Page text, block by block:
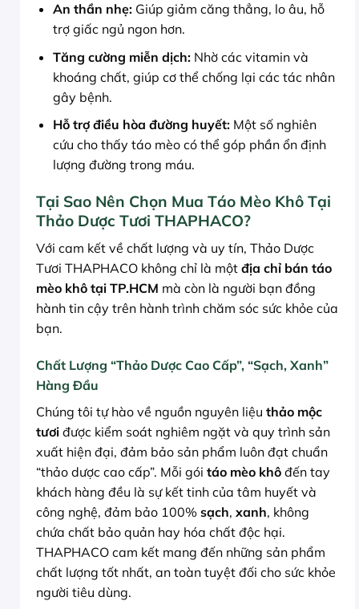
An thần nhẹ:Giúp giảm căng thẳng, lo âu, hỗ
trợ giấc ngủ ngon hơn.
Tăng cường miễn dịch:Nhờ các vitamin và
khoáng chất, giúp cơ thể chống lại các tác nhân
gây bệnh.
Hỗ trợ điều hòa đường huyết:Một số nghiên
cứu cho thấy táo mèo có thể góp phần ổn định
lượng đường trong máu.
Tại Sao Nên Chọn Mua Táo Mèo Khô Tại
Thảo Dược Tươi THAPHACO?
Với cam kết về chất lượng và uy tín, Thảo Dược
Tươi THAPHACO không chỉ là một địa chỉ bán táo
mèo khô tại TP.HCM mà còn là người bạn đồng
hành tin cậy trên hành trình chăm sóc sức khỏe của
bạn.
Chất Lượng “Thảo Dược Cao Cấp”, “Sạch, Xanh”
Hàng Đầu
Chúng tôi tự hào về nguồn nguyên liệu thảo mộc
tươi được kiểm soát nghiêm ngặt và quy trình sản
xuất hiện đại, đảm bảo sản phẩm luôn đạt chuẩn
“thảo dược cao cấp”. Mỗi gói táo mèo khô đến tay
khách hàng đều là sự kết tinh của tâm huyết và
công nghệ, đảm bảo 100% sạch, xanh, không
chứa chất bảo quản hay hóa chất độc hại.
THAPHACO cam kết mang đến những sản phẩm
chất lượng tốt nhất, an toàn tuyệt đối cho sức khỏe
người tiêu dùng.